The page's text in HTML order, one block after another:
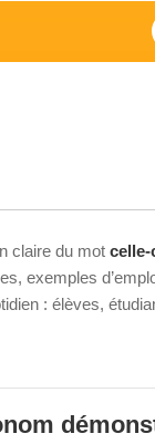
claire du mot celle-
exemples
: élèves,